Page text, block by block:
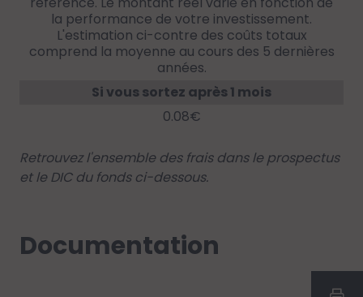
la performance de votre investissement.
L'estimation ci-contre des coûts totaux
comprend la moyenne au cours des 5 dernières
années.
Si vous sortez après 1 mois
0.08€
Retrouvez l'ensemble des frais dans le prospectus
et le DIC du fonds ci-dessous.
Documentation